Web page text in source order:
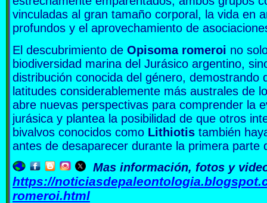
vinculadas al gran tamaño corporal, la vida en
profundos y el aprovechamiento de
El descubrimiento de Opisoma romeroi no
biodiversidad marina del Jurásico argentino,
distribución conocida del género, demostrando
latitudes considerablemente más australes de
abre nuevas perspectivas para comprender la
jurásica y plantea la posibilidad de que otros
bivalvos conocidos como Lithiotis también
antes de desaparecer durante la primera parte
Mas información, fotos y
https://
romeroi.html